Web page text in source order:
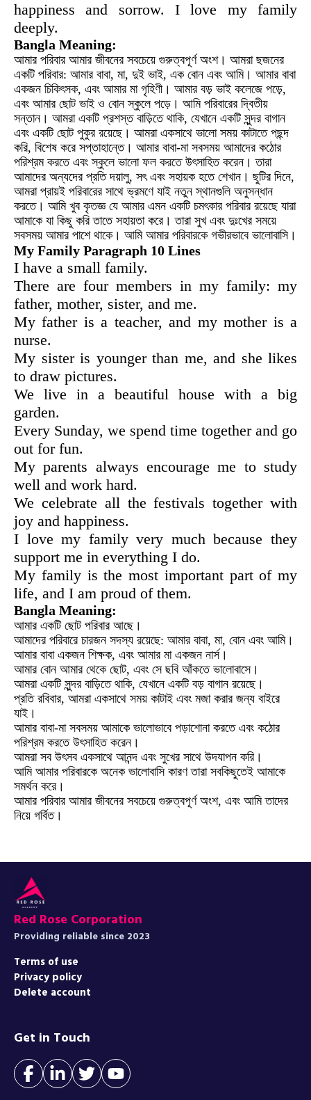
happiness and sorrow. I love my family
deeply.
Bangla Meaning:
আমার পরিবার আমার জীবনের সবচেয়ে গুরুত্বপূর্ণ অংশ। আমরা ছজনের
একটি পরিবার: আমার বাবা, মা, দুই ভাই, এক বোন এবং আমি। আমার বাবা
একজন চিকিৎসক, এবং আমার মা গৃহিণী। আমার বড় ভাই কলেজে পড়ে,
এবং আমার ছোট ভাই ও বোন স্কুলে পড়ে। আমি পরিবারের দ্বিতীয়
সন্তান। আমরা একটি প্রশস্ত বাড়িতে থাকি, যেখানে একটি সুন্দর বাগান
এবং একটি ছোট পুকুর রয়েছে। আমরা একসাথে ভালো সময় কাটাতে পছন্দ
করি, বিশেষ করে সপ্তাহান্তে। আমার বাবা-মা সবসময় আমাদের কঠোর
পরিশ্রম করতে এবং স্কুলে ভালো ফল করতে উৎসাহিত করেন। তারা
আমাদের অন্যদের প্রতি দয়ালু, সৎ এবং সহায়ক হতে শেখান। ছুটির দিনে,
আমরা প্রায়ই পরিবারের সাথে ভ্রমণে যাই নতুন স্থানগুলি অনুসন্ধান
করতে। আমি খুব কৃতজ্ঞ যে আমার এমন একটি চমৎকার পরিবার রয়েছে যারা
আমাকে যা কিছু করি তাতে সহায়তা করে। তারা সুখ এবং দুঃখের সময়ে
সবসময় আমার পাশে থাকে। আমি আমার পরিবারকে গভীরভাবে ভালোবাসি।
My Family Paragraph 10 Lines
I have a small family.
There are four members in my family: my
father, mother, sister, and me.
My father is a teacher, and my mother is a
nurse.
My sister is younger than me, and she likes
to draw pictures.
We live in a beautiful house with a big
garden.
Every Sunday, we spend time together and go
out for fun.
My parents always encourage me to study
well and work hard.
We celebrate all the festivals together with
joy and happiness.
I love my family very much because they
support me in everything I do.
My family is the most important part of my
life, and I am proud of them.
Bangla Meaning:
আমার একটি ছোট পরিবার আছে।
আমাদের পরিবারে চারজন সদস্য রয়েছে: আমার বাবা, মা, বোন এবং আমি।
আমার বাবা একজন শিক্ষক, এবং আমার মা একজন নার্স।
আমার বোন আমার থেকে ছোট, এবং সে ছবি আঁকতে ভালোবাসে।
আমরা একটি সুন্দর বাড়িতে থাকি, যেখানে একটি বড় বাগান রয়েছে।
প্রতি রবিবার, আমরা একসাথে সময় কাটাই এবং মজা করার জন্য বাইরে
যাই।
আমার বাবা-মা সবসময় আমাকে ভালোভাবে পড়াশোনা করতে এবং কঠোর
পরিশ্রম করতে উৎসাহিত করেন।
আমরা সব উৎসব একসাথে আনন্দ এবং সুখের সাথে উদযাপন করি।
আমি আমার পরিবারকে অনেক ভালোবাসি কারণ তারা সবকিছুতেই আমাকে
সমর্থন করে।
আমার পরিবার আমার জীবনের সবচেয়ে গুরুত্বপূর্ণ অংশ, এবং আমি তাদের
নিয়ে গর্বিত।
Red Rose Corporation
Providing reliable since 2023
Terms of use
Privacy policy
Delete account
Get in Touch